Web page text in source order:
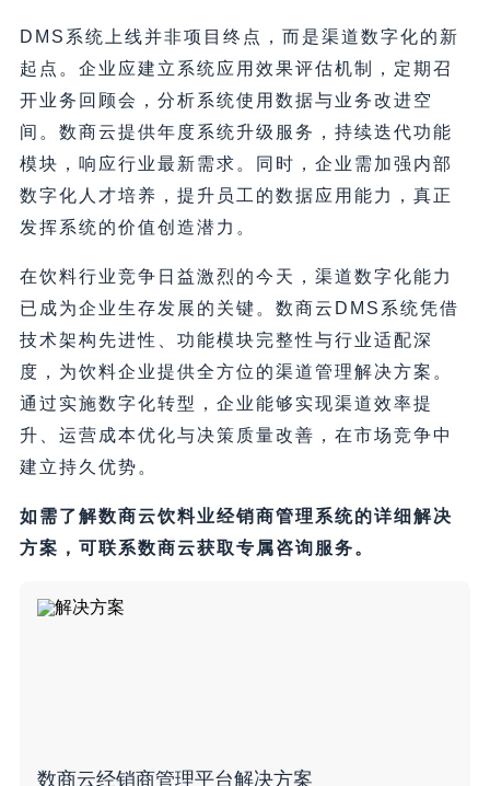
DMS系统上线并非项目终点，而是渠道数字化的新
起点。企业应建立系统应用效果评估机制，定期召
开业务回顾会，分析系统使用数据与业务改进空
间。数商云提供年度系统升级服务，持续迭代功能
模块，响应行业最新需求。同时，企业需加强内部
数字化人才培养，提升员工的数据应用能力，真正
发挥系统的价值创造潜力。
在饮料行业竞争日益激烈的今天，渠道数字化能力
已成为企业生存发展的关键。数商云DMS系统凭借
技术架构先进性、功能模块完整性与行业适配深
度，为饮料企业提供全方位的渠道管理解决方案。
通过实施数字化转型，企业能够实现渠道效率提
升、运营成本优化与决策质量改善，在市场竞争中
建立持久优势。
如需了解数商云饮料业经销商管理系统的详细解决
方案，可联系数商云获取专属咨询服务。
数商云经销商管理平台解决方案